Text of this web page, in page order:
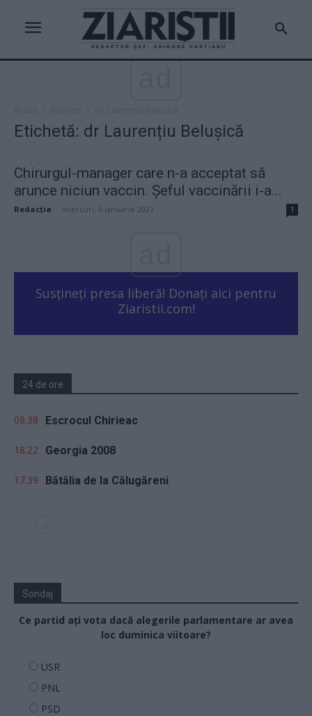
Etichetă: dr Laurențiu Belușică
Chirurgul-manager care n-a acceptat să
arunce niciun vaccin. Șeful vaccinării i-a...
Redacţia miercuri, 6 ianuarie 2021 1
Susțineți presa liberă! Donați aici pentru
Ziaristii.com!
24 de ore
08.38 Escrocul Chirieac
18.22 Georgia 2008
17.39 Bătălia de la Călugăreni
Sondaj
Ce partid ați vota dacă alegerile parlamentare ar avea
loc duminica viitoare?
USR
PNL
PSD